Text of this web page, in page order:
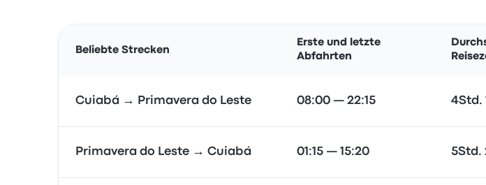
Beliebte Strecken
Erste und letzte
Abfahrten
Cuiabá → Primavera do Leste 08:00 — 22:15 4Std.
Primavera do Leste → Cuiabá 01:15 — 15:20 5Std.